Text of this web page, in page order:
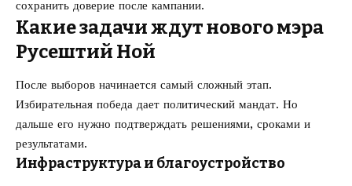
сохранить доверие после кампании.
Какие задачи ждут нового мэра
Русештий Ной
После выборов начинается самый сложный этап.
Избирательная победа дает политический мандат. Но
дальше его нужно подтверждать решениями, сроками и
результатами.
Инфраструктура и благоустройство